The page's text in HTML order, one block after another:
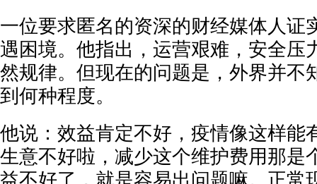
一位要求匿名的资深的财经媒体人证
遇困境。他指出，运营艰难，安全压
然规律。但现在的问题是，外界并不
到何种程度。
他说：效益肯定不好，疫情像这样能
生意不好啦，减少这个维护费用那是
益不好了，就是容易出问题嘛。正常